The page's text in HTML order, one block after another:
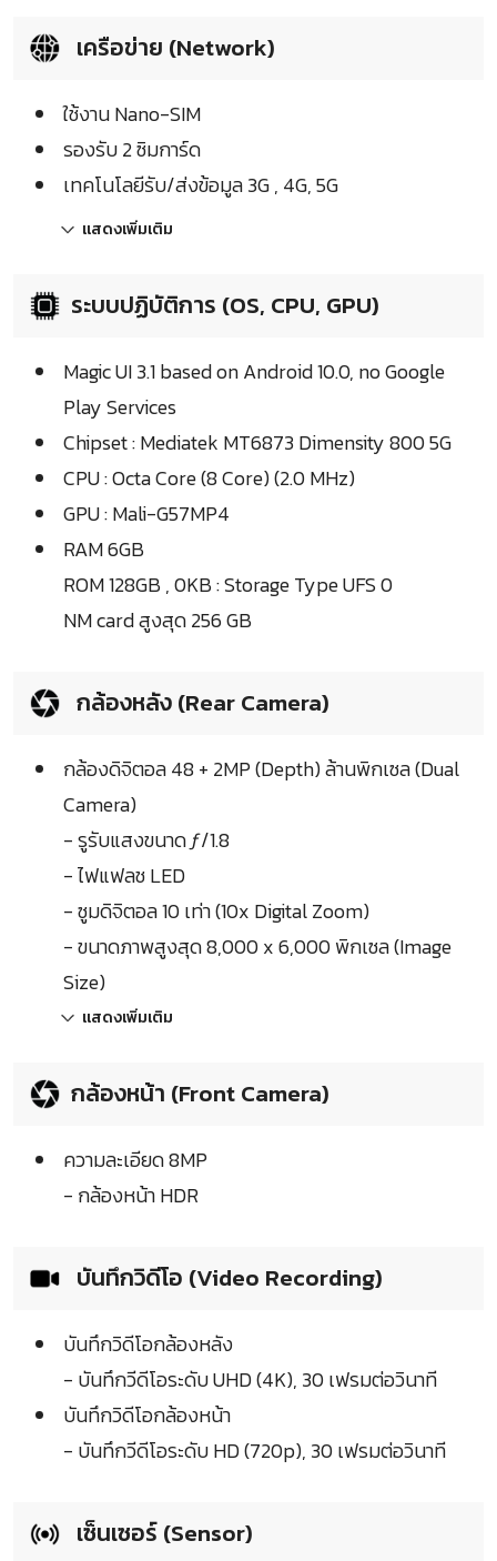
เครือข่าย (Network)
ใช้งาน Nano-SIM
รองรับ 2 ซิมการ์ด
เทคโนโลยีรับ/ส่งข้อมูล 3G , 4G, 5G
แสดงเพิ่มเติม
ระบบปฏิบัติการ (OS, CPU, GPU)
Magic UI 3.1 based on Android 10.0, no Google
Play Services
Chipset : Mediatek MT6873 Dimensity 800 5G
CPU : Octa Core (8 Core) (2.0 MHz)
GPU : Mali-G57MP4
RAM 6GB
ROM 128GB , 0KB : Storage Type UFS 0
NM card สูงสุด 256 GB
กล้องหลัง (Rear Camera)
กล้องดิจิตอล 48 + 2MP (Depth) ล้านพิกเซล (Dual
Camera)
- รูรับแสงขนาด ƒ/1.8
- ไฟแฟลช LED
- ซูมดิจิตอล 10 เท่า (10x Digital Zoom)
- ขนาดภาพสูงสุด 8,000 x 6,000 พิกเซล (Image
Size)
แสดงเพิ่มเติม
กล้องหน้า (Front Camera)
ความละเอียด 8MP
- กล้องหน้า HDR
บันทึกวิดีโอ (Video Recording)
บันทึกวิดีโอกล้องหลัง
- บันทึกวีดีโอระดับ UHD (4K), 30 เฟรมต่อวินาที
บันทึกวิดีโอกล้องหน้า
- บันทึกวีดีโอระดับ HD (720p), 30 เฟรมต่อวินาที
เซ็นเซอร์ (Sensor)